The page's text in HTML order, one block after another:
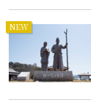
NEW